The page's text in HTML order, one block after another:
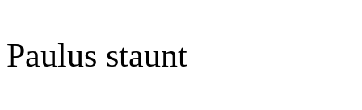
Paulus staunt